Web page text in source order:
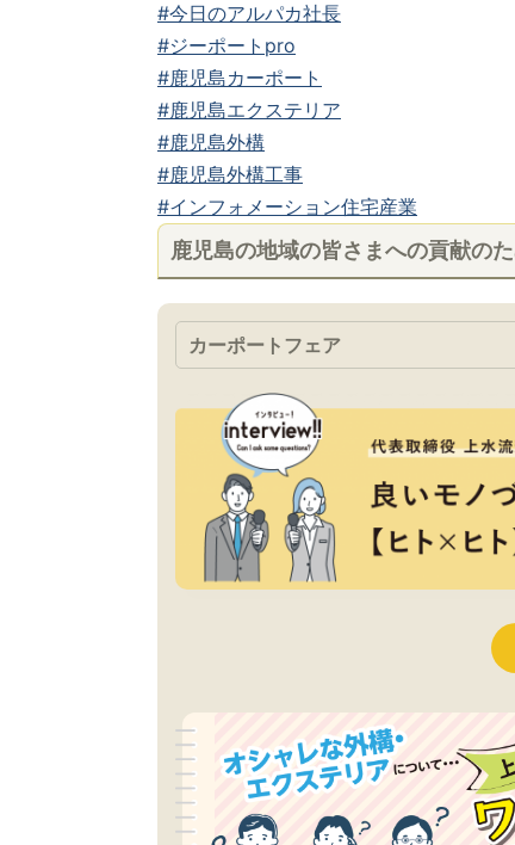
#今日のアルパカ社長
#ジーポートpro
#鹿児島カーポート
#鹿児島エクステリア
#鹿児島外構
#鹿児島外構工事
#インフォメーション住宅産業
鹿児島の地域の皆さまへの貢献の
カーポートフェア